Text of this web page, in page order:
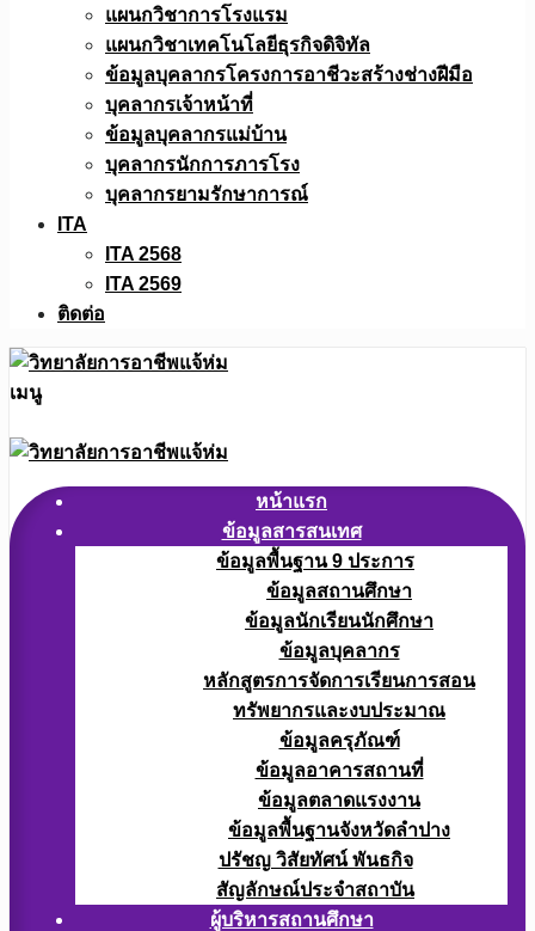
แผนกวิชาการโรงแรม
แผนกวิชาเทคโนโลยีธุรกิจดิจิทัล
ข้อมูลบุคลากรโครงการอาชีวะสร้างช่างฝีมือ
บุคลากรเจ้าหน้าที่
ข้อมูลบุคลากรแม่บ้าน
บุคลากรนักการภารโรง
บุคลากรยามรักษาการณ์
ITA
ITA 2568
ITA 2569
ติดต่อ
เมนู
หน้าแรก
ข้อมูลสารสนเทศ
ข้อมูลพื้นฐาน 9 ประการ
ข้อมูลสถานศึกษา
ข้อมูลนักเรียนนักศึกษา
ข้อมูลบุคลากร
หลักสูตรการจัดการเรียนการสอน
ทรัพยากรและงบประมาณ
ข้อมูลครุภัณฑ์
ข้อมูลอาคารสถานที่
ข้อมูลตลาดแรงงาน
ข้อมูลพื้นฐานจังหวัดลำปาง
ปรัชญ วิสัยทัศน์ พันธกิจ
สัญลักษณ์ประจำสถาบัน
ผู้บริหารสถานศึกษา